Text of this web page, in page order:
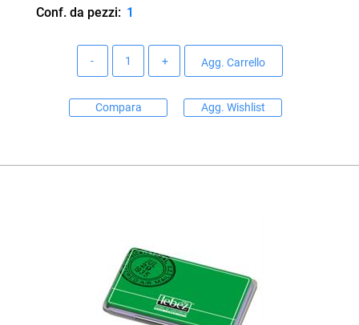
Conf. da pezzi: 1
Agg. Carrello
Compara Agg. Wishlist